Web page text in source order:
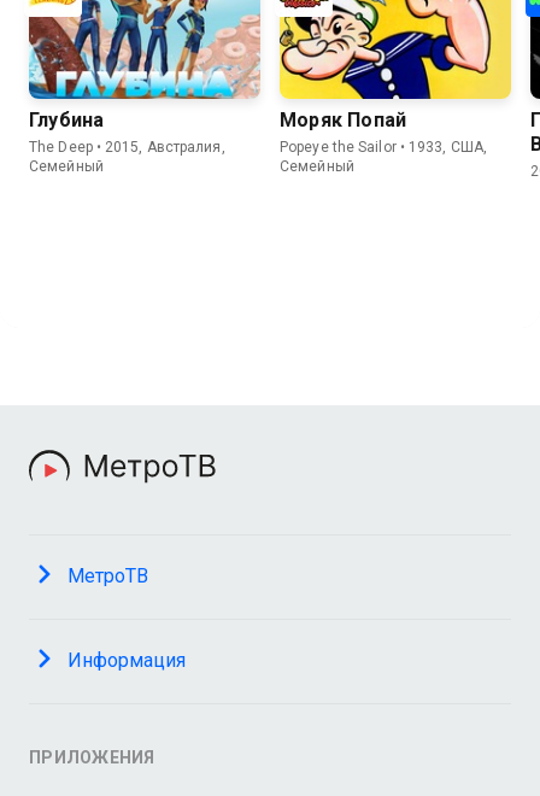
Глубина
The Deep • 2015, Австралия,
Семейный
Моряк Попай
Popeye the Sailor • 1933, США,
Семейный
МетроТВ
Информация
ПРИЛОЖЕНИЯ